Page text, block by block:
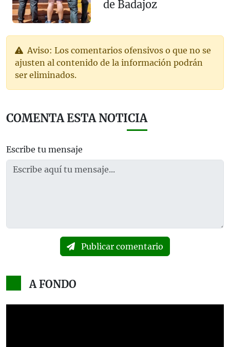
de Badajoz
Aviso: Los comentarios ofensivos o que no se
ajusten al contenido de la información podrán
ser eliminados.
COMENTA ESTA NOTICIA
Escribe tu mensaje
Publicar comentario
A FONDO